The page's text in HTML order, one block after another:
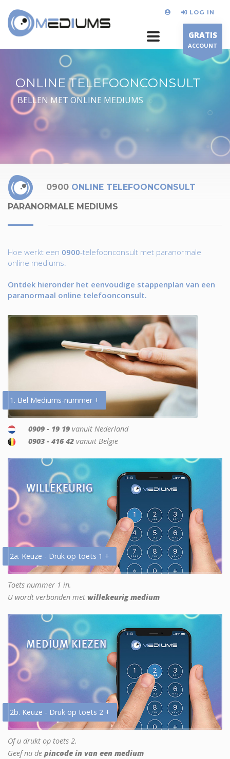
LOG IN
GRATIS
ACCOUNT
ONLINE TELEFOONCONSULT
BELLEN MET ONLINE MEDIUMS
0900 ONLINE TELEFOONCONSULT
PARANORMALE MEDIUMS
Hoe werkt een 0900-telefoonconsult met paranormale
online mediums.
Ontdek hieronder het eenvoudige stappenplan van een
paranormaal online telefoonconsult.
1. Bel Mediums-nummer +
0909 - 19 19 vanuit Nederland
0903 - 416 42 vanuit België
2a. Keuze - Druk op toets 1 +
Toets nummer 1 in.
U wordt verbonden met willekeurig medium
2b. Keuze - Druk op toets 2 +
Of u drukt op toets 2.
Geef nu de pincode in van een medium